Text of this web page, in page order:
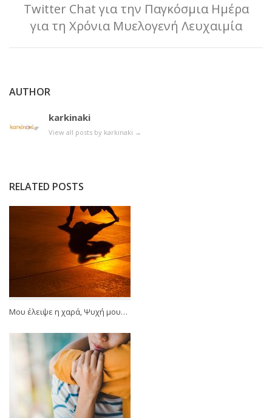
Twitter Chat για την Παγκόσμια Ημέρα
για τη Χρόνια Μυελογενή Λευχαιμία
AUTHOR
karkinaki
View all posts by karkinaki →
RELATED POSTS
Μου έλειψε η χαρά, Ψυχή μου…